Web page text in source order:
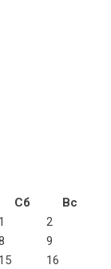
Сб
Вс
1
2
9
15
16